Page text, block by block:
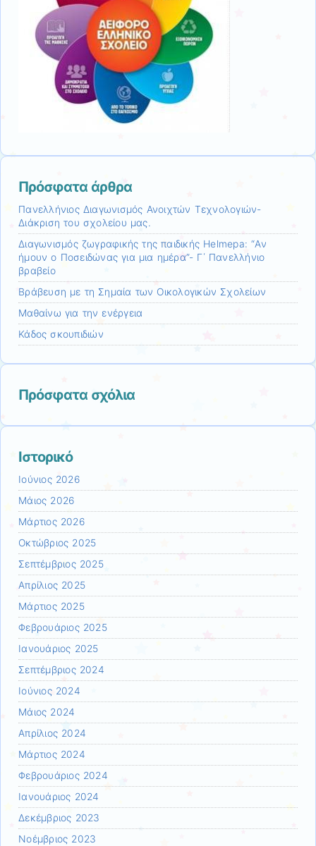
Πρόσφατα άρθρα
Πανελλήνιος Διαγωνισμός Ανοιχτών Τεχνολογιών-
Διάκριση του σχολείου μας.
Διαγωνισμός ζωγραφικής της παιδικής Helmepa: “Αν
ήμουν ο Ποσειδώνας για μια ημέρα”- Γ΄ Πανελλήνιο
βραβείο
Βράβευση με τη Σημαία των Οικολογικών Σχολείων
Μαθαίνω για την ενέργεια
Κάδος σκουπιδιών
Πρόσφατα σχόλια
Ιστορικό
Ιούνιος 2026
Μάιος 2026
Μάρτιος 2026
Οκτώβριος 2025
Σεπτέμβριος 2025
Απρίλιος 2025
Μάρτιος 2025
Φεβρουάριος 2025
Ιανουάριος 2025
Σεπτέμβριος 2024
Ιούνιος 2024
Μάιος 2024
Απρίλιος 2024
Μάρτιος 2024
Φεβρουάριος 2024
Ιανουάριος 2024
Δεκέμβριος 2023
Νοέμβριος 2023